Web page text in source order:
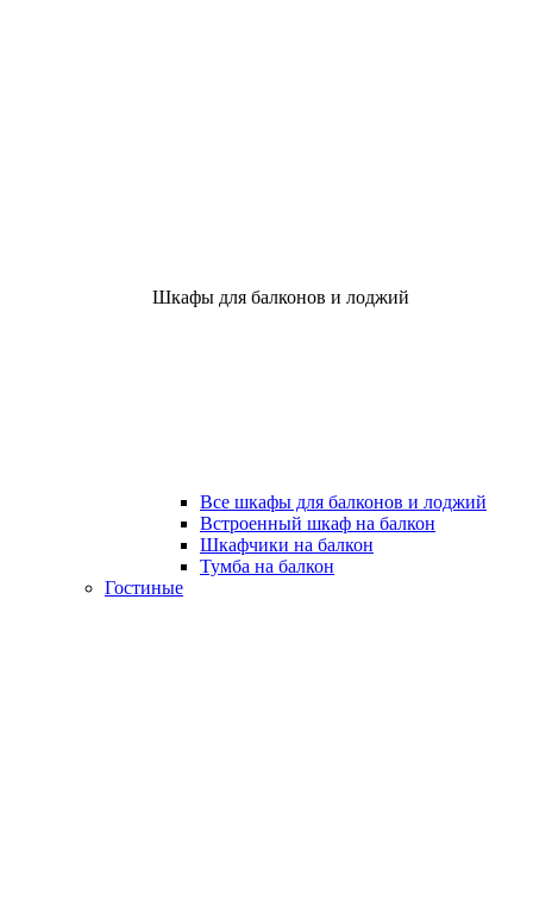
Шкафы для балконов и лоджий
Все шкафы для балконов и лоджий
Встроенный шкаф на балкон
Шкафчики на балкон
Тумба на балкон
Гостиные